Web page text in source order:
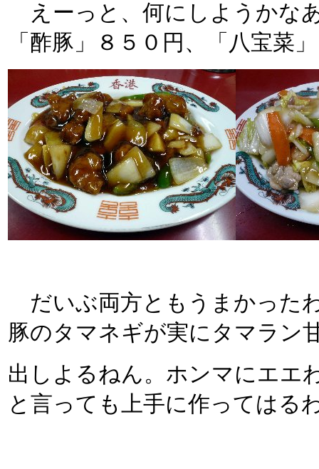
えーっと、何にしようかな
「酢豚」８５０円、「八宝菜
だいぶ両方ともうまかった
豚のタマネギが実にタマラン
出しよるねん。ホンマにエエ
と言っても上手に作ってはる